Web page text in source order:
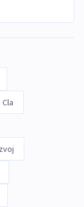
Cla